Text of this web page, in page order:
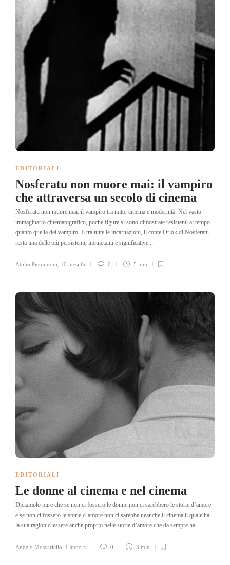
EDITORIALI
Nosferatu non muore mai: il vampiro
che attraversa un secolo di cinema
Nosferatu non muore mai: il vampiro tra mito, cinema e modernità. Nel vasto
immaginario cinematografico, poche figure si sono dimostrate resistenti al tempo
quanto quella del vampiro. E tra tutte le incarnazioni, il conte Orlok di Nosferatu
resta una delle più persistenti, inquietanti e significative....
Attilio Pietrantoni 10 mesi fa 0 5 min
EDITORIALI
Le donne al cinema e nel cinema
Diciamolo pure che se non ci fossero le donne non ci sarebbero le storie d’amore
e se non ci fossero le storie d’amore non ci sarebbe neanche il cinema il quale ha
la sua ragion d’essere anche proprio nelle storie d’amore che da sempre ha...
Angelo Moscariello 1 anno fa 0 3 min